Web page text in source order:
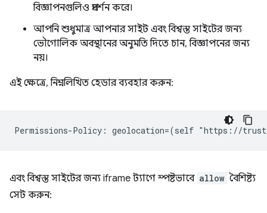
বিজ্ঞাপনগুলিও প্রদর্শন করে।
আপনি শুধুমাত্র আপনার সাইট এবং বিশ্বস্ত সাইটের জন্য
ভৌগোলিক অবস্থানের অনুমতি দিতে চান, বিজ্ঞাপনের জন্য
নয়।
এই ক্ষেত্রে, নিম্নলিখিত হেডার ব্যবহার করুন:
এবং বিশ্বস্ত সাইটের জন্য iframe ট্যাগে স্পষ্টভাবে allow বৈশিষ্ট্য
সেট করুন: